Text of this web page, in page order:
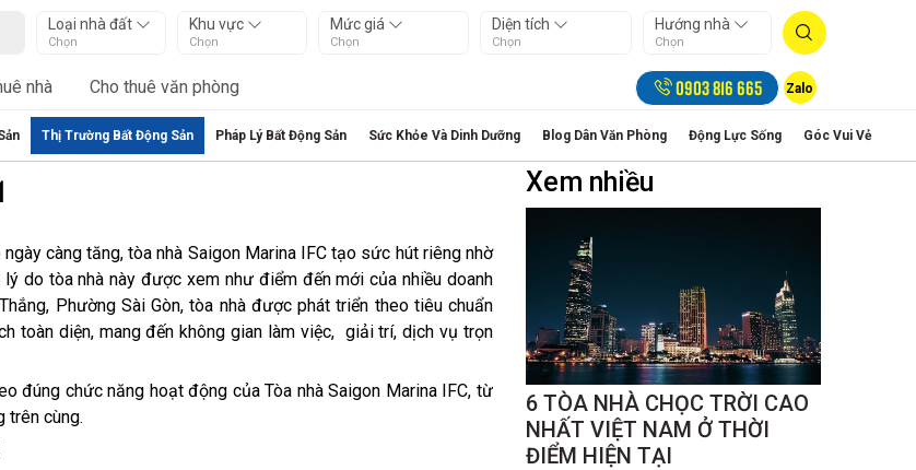
Loại nhà đất
Chọn
Khu vực
Chọn
Mức giá
Chọn
Diện tích
Chọn
Hướng nhà
Chọn
nhà Cho thuê văn phòng 0903 816 665 Zalo
Thị Trường Bất Động Sản Pháp Lý Bất Động Sản Sức Khỏe Và Dinh Dưỡng Blog Dân Văn Phòng Động Lực Sống Góc Vui Vẻ
càng tăng, tòa nhà Saigon Marina IFC tạo sức hút riêng nhờ
do tòa nhà này được xem như điểm đến mới của nhiều doanh
Phường Sài Gòn, tòa nhà được phát triển theo tiêu chuẩn
toàn diện, mang đến không gian làm việc, giải trí, dịch vụ trọn
đúng chức năng hoạt động của Tòa nhà Saigon Marina IFC, từ
trên cùng.
Xem nhiều
6 TÒA NHÀ CHỌC TRỜI CAO
NHẤT VIỆT NAM Ở THỜI
ĐIỂM HIỆN TẠI